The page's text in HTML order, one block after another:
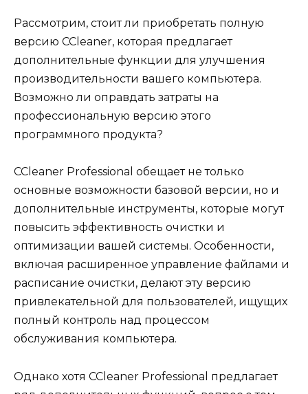
Рассмотрим, стоит ли приобретать полную
версию CCleaner, которая предлагает
дополнительные функции для улучшения
производительности вашего компьютера.
Возможно ли оправдать затраты на
профессиональную версию этого
программного продукта?
CCleaner Professional обещает не только
основные возможности базовой версии, но и
дополнительные инструменты, которые могут
повысить эффективность очистки и
оптимизации вашей системы. Особенности,
включая расширенное управление файлами и
расписание очистки, делают эту версию
привлекательной для пользователей, ищущих
полный контроль над процессом
обслуживания компьютера.
Однако хотя CCleaner Professional предлагает